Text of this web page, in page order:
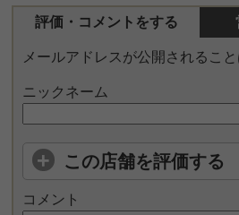
評価・コメントをする
メールアドレスが公開されること
ニックネーム
この店舗を評価する
コメント